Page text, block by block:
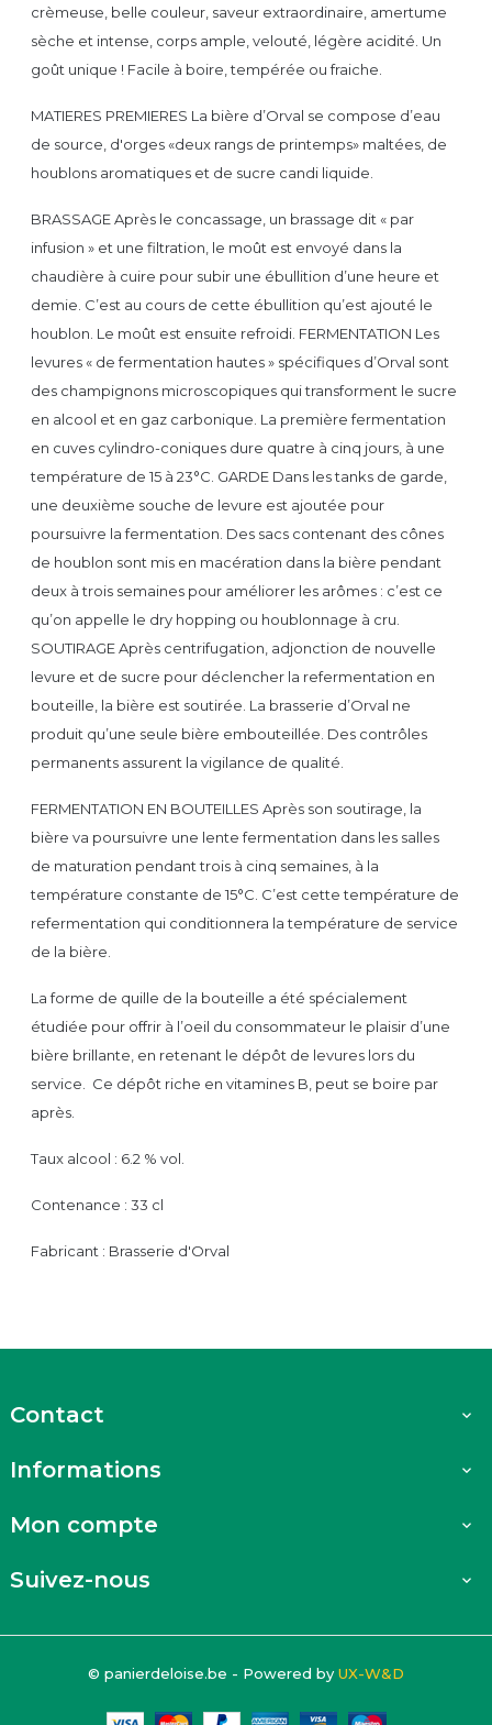
crèmeuse, belle couleur, saveur extraordinaire, amertume
sèche et intense, corps ample, velouté, légère acidité. Un
goût unique ! Facile à boire, tempérée ou fraiche.
MATIERES PREMIERES La bière d’Orval se compose d’eau
de source, d'orges «deux rangs de printemps» maltées, de
houblons aromatiques et de sucre candi liquide.
BRASSAGE Après le concassage, un brassage dit « par
infusion » et une filtration, le moût est envoyé dans la
chaudière à cuire pour subir une ébullition d’une heure et
demie. C’est au cours de cette ébullition qu’est ajouté le
houblon. Le moût est ensuite refroidi. FERMENTATION Les
levures « de fermentation hautes » spécifiques d’Orval sont
des champignons microscopiques qui transforment le sucre
en alcool et en gaz carbonique. La première fermentation
en cuves cylindro-coniques dure quatre à cinq jours, à une
température de 15 à 23°C. GARDE Dans les tanks de garde,
une deuxième souche de levure est ajoutée pour
poursuivre la fermentation. Des sacs contenant des cônes
de houblon sont mis en macération dans la bière pendant
deux à trois semaines pour améliorer les arômes : c’est ce
qu’on appelle le dry hopping ou houblonnage à cru.
SOUTIRAGE Après centrifugation, adjonction de nouvelle
levure et de sucre pour déclencher la refermentation en
bouteille, la bière est soutirée. La brasserie d’Orval ne
produit qu’une seule bière embouteillée. Des contrôles
permanents assurent la vigilance de qualité.
FERMENTATION EN BOUTEILLES Après son soutirage, la
bière va poursuivre une lente fermentation dans les salles
de maturation pendant trois à cinq semaines, à la
température constante de 15°C. C’est cette température de
refermentation qui conditionnera la température de service
de la bière.
La forme de quille de la bouteille a été spécialement
étudiée pour offrir à l’oeil du consommateur le plaisir d’une
bière brillante, en retenant le dépôt de levures lors du
service. Ce dépôt riche en vitamines B, peut se boire par
après.
Taux alcool : 6.2 % vol.
Contenance : 33 cl
Fabricant : Brasserie d'Orval
Contact 
Informations 
Mon compte 
Suivez-nous 
© panierdeloise.be - Powered by UX-W&D